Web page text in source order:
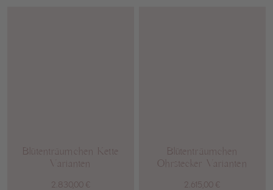
Blütenträumchen Kette
Varianten
2.830,00 €
Blütenträumchen
Ohrstecker Varianten
2.615,00 €